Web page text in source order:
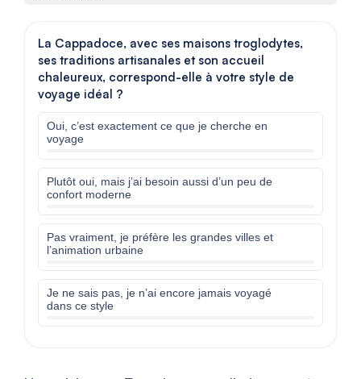
La Cappadoce, avec ses maisons troglodytes,
ses traditions artisanales et son accueil
chaleureux, correspond-elle à votre style de
voyage idéal ?
Oui, c’est exactement ce que je cherche en
voyage
Plutôt oui, mais j’ai besoin aussi d’un peu de
confort moderne
Pas vraiment, je préfère les grandes villes et
l’animation urbaine
Je ne sais pas, je n’ai encore jamais voyagé
dans ce style